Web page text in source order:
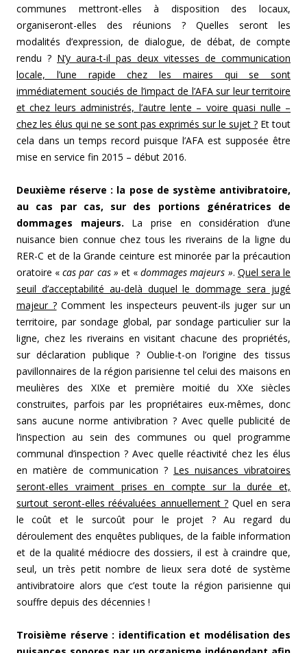
communes mettront-elles à disposition des locaux,
organiseront-elles des réunions ? Quelles seront les
modalités d’expression, de dialogue, de débat, de compte
rendu ? N’y aura-t-il pas deux vitesses de communication
locale, l’une rapide chez les maires qui se sont
immédiatement souciés de l’impact de l’AFA sur leur territoire
et chez leurs administrés, l’autre lente – voire quasi nulle –
chez les élus qui ne se sont pas exprimés sur le sujet ? Et tout
cela dans un temps record puisque l’AFA est supposée être
mise en service fin 2015 – début 2016.
Deuxième réserve : la pose de système antivibratoire,
au cas par cas, sur des portions génératrices de
dommages majeurs. La prise en considération d’une
nuisance bien connue chez tous les riverains de la ligne du
RER-C et de la Grande ceinture est minorée par la précaution
oratoire «cas par cas » et «dommages majeurs ». Quel sera le
seuil d’acceptabilité au-delà duquel le dommage sera jugé
majeur ?Comment les inspecteurs peuvent-ils juger sur un
territoire, par sondage global, par sondage particulier sur la
ligne, chez les riverains en visitant chacune des propriétés,
sur déclaration publique ? Oublie-t-on l’origine des tissus
pavillonnaires de la région parisienne tel celui des maisons en
meulières des XIXe et première moitié du XXe siècles
construites, parfois par les propriétaires eux-mêmes, donc
sans aucune norme antivibration ? Avec quelle publicité de
l’inspection au sein des communes ou quel programme
communal d’inspection ? Avec quelle réactivité chez les élus
en matière de communication ? Les nuisances vibratoires
seront-elles vraiment prises en compte sur la durée et,
surtout seront-elles réévaluées annuellement ? Quel en sera
le coût et le surcoût pour le projet ? Au regard du
déroulement des enquêtes publiques, de la faible information
et de la qualité médiocre des dossiers, il est à craindre que,
seul, un très petit nombre de lieux sera doté de système
antivibratoire alors que c’est toute la région parisienne qui
souffre depuis des décennies !
Troisième réserve : identification et modélisation des